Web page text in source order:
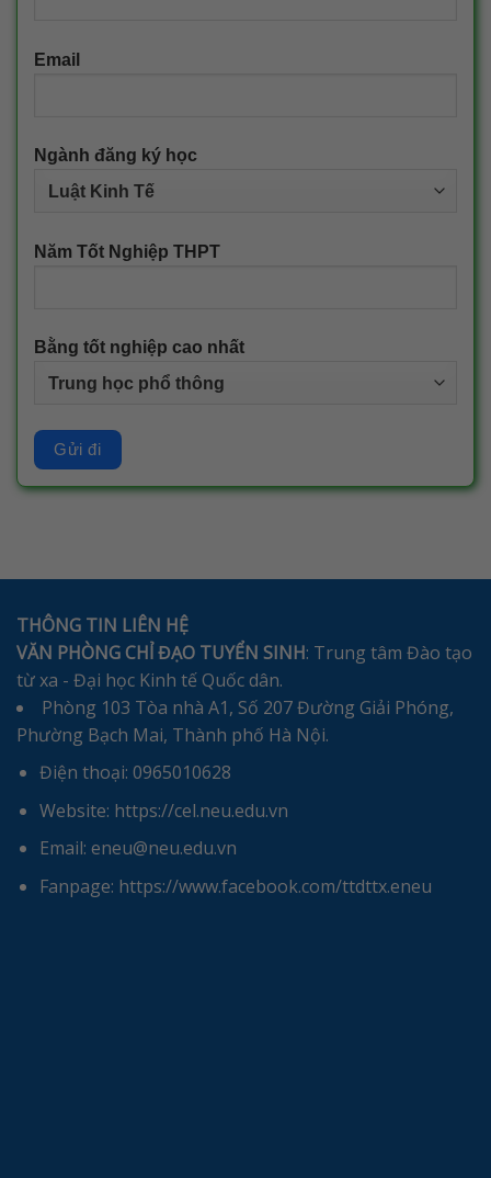
Email
Ngành đăng ký học
Năm Tốt Nghiệp THPT
Bằng tốt nghiệp cao nhất
THÔNG TIN LIÊN HỆ
VĂN PHÒNG CHỈ ĐẠO TUYỂN SINH: Trung tâm Đào tạo
từ xa - Đại học Kinh tế Quốc dân.
Phòng 103 Tòa nhà A1, Số 207 Đường Giải Phóng,
Phường Bạch Mai, Thành phố Hà Nội.
Điện thoại: 0965010628
Website: https://cel.neu.edu.vn
Email: eneu@neu.edu.vn
Fanpage: https://www.facebook.com/ttdttx.eneu